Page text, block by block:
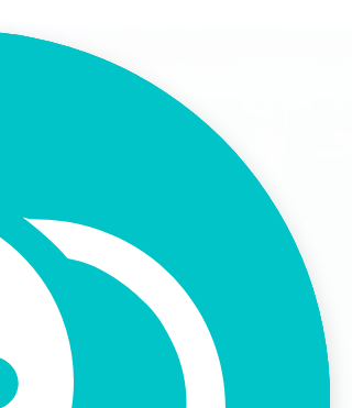
Etkileri Nelerdir?